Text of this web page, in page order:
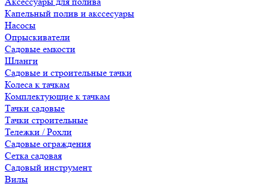
Капельный полив и акссесуары
Насосы
Опрыскиватели
Садовые емкости
Шланги
Садовые и строительные тачки
Колеса к тачкам
Комплектующие к тачкам
Тачки садовые
Тачки строительные
Тележки / Рохли
Садовые ограждения
Сетка садовая
Садовый инструмент
Вилы